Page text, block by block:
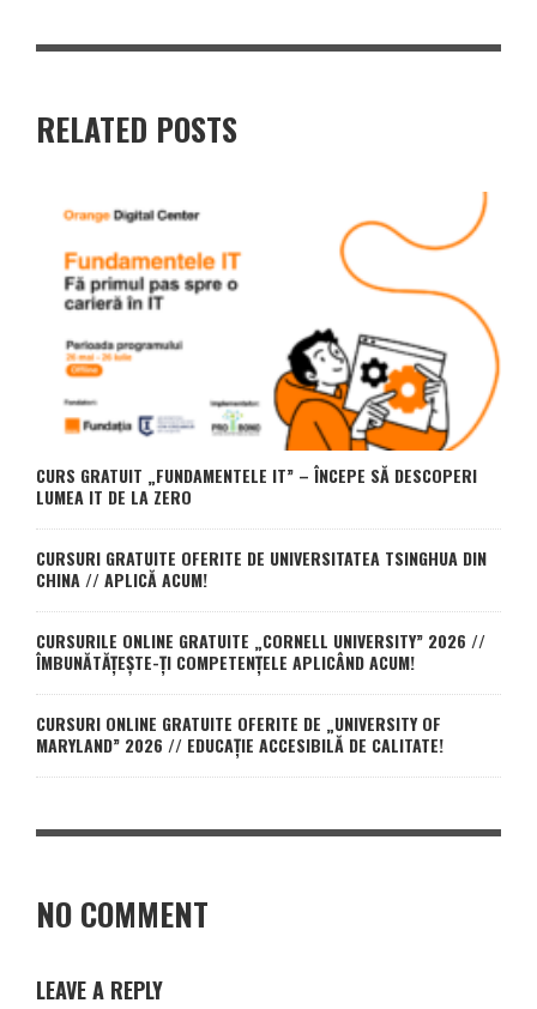
RELATED POSTS
CURS GRATUIT „FUNDAMENTELE IT” – ÎNCEPE SĂ DESCOPERI
LUMEA IT DE LA ZERO
CURSURI GRATUITE OFERITE DE UNIVERSITATEA TSINGHUA DIN
CHINA // APLICĂ ACUM!
CURSURILE ONLINE GRATUITE „CORNELL UNIVERSITY” 2026 //
ÎMBUNĂTĂȚEȘTE-ȚI COMPETENȚELE APLICÂND ACUM!
CURSURI ONLINE GRATUITE OFERITE DE „UNIVERSITY OF
MARYLAND” 2026 // EDUCAȚIE ACCESIBILĂ DE CALITATE!
NO COMMENT
LEAVE A REPLY